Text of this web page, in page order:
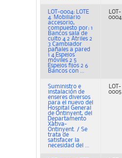
LOT-0004: LOTE
4. Mobiliario
accesorio,
compuesto por: 1
Bancos sala de
culto 4 2 Atriles 2
3 Cambiador
pañales a pared
1 4 Espejos
móviles 2 5
Espejos fijos 2 6
Bancos con ...
LOT-
0004
Suministro e
instalación de
enseres diversos
para el nuevo del
Hospital General
de Ontinyent, del
Departamento
Xàtiva-
Ontinyent. / Se
trata de
satisfacer la
necesidad del ...
LOT-
0005